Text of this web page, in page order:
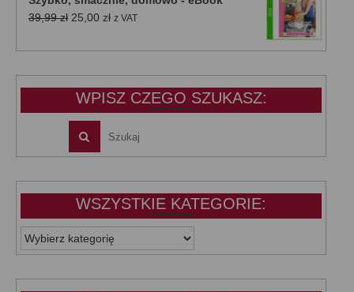
39,99 zł.25,00 zł.
39,99zł Pierwotna
wynosiła:
25,00 złAktualna
wynosi:
z VAT
WPISZ CZEGO SZUKASZ:
WSZYSTKIE KATEGORIE:
WSZYSTKIE
KATEGORIE: